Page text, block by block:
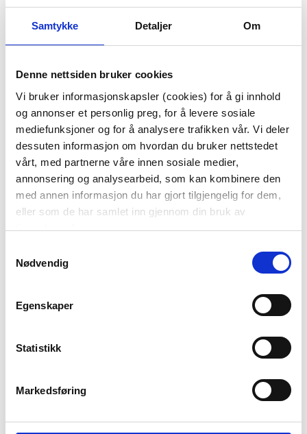
Samtykke Detaljer Om
Denne nettsiden bruker cookies
Vi bruker informasjonskapsler (cookies) for å gi innhold
og annonser et personlig preg, for å levere sosiale
mediefunksjoner og for å analysere trafikken vår. Vi deler
dessuten informasjon om hvordan du bruker nettstedet
vårt, med partnerne våre innen sosiale medier,
annonsering og analysearbeid, som kan kombinere den
med annen informasjon du har gjort tilgjengelig for dem,
eller som de har samlet inn gjennom din bruk av
tjenestene deres.
Nødvendig
Egenskaper
Statistikk
Markedsføring
Diameter:
6 cm
Last ned bilde
Passer med
349,00
KORT THIS CALLS FOR